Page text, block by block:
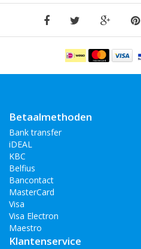
combinatie met vrijwel elk hoesje.
Betaalmethoden
Bank transfer
iDEAL
KBC
Belfius
Bancontact
MasterCard
Visa
Visa Electron
Maestro
Klantenservice